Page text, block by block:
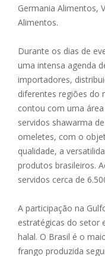
Germania Alimentos,
Alimentos.
Durante os dias de
uma intensa agenda
importadores,
diferentes regiões do
contou com uma
servidos shawarma
omeletes, com o
qualidade, a
produtos brasileiros.
servidos cerca de
A participação na
estratégicas do setor
halal. O Brasil é o
frango produzida